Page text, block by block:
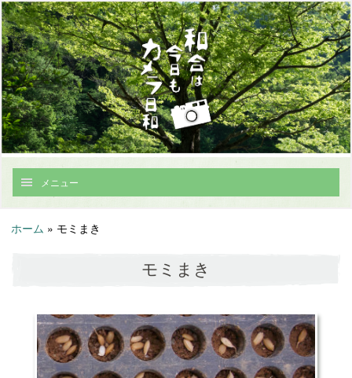
メニュー
ホーム » モミまき
モミまき